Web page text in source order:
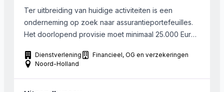
Ter uitbreiding van huidige activiteiten is een
onderneming op zoek naar assurantieportefeuilles.
Het doorlopend provisie moet minimaal 25.000 Euro
erg af van de opbouw van de portefeuille, de
polisdichtheid en overige activiteiten. Het bedrijf
Dienstverlening
Financieel, OG en verzekeringen
Noord-Holland